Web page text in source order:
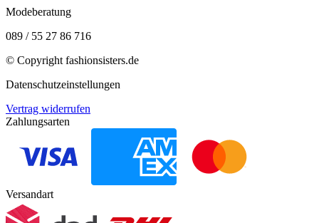
Modeberatung
089 / 55 27 86 716
© Copyright fashionsisters.de
Datenschutzeinstellungen
Vertrag widerrufen
Zahlungsarten
Versandart